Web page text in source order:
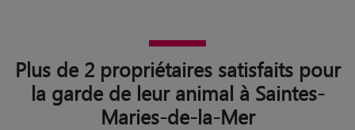
Plus de 2 propriétaires satisfaits pour
la garde de leur animal à Saintes-
Maries-de-la-Mer